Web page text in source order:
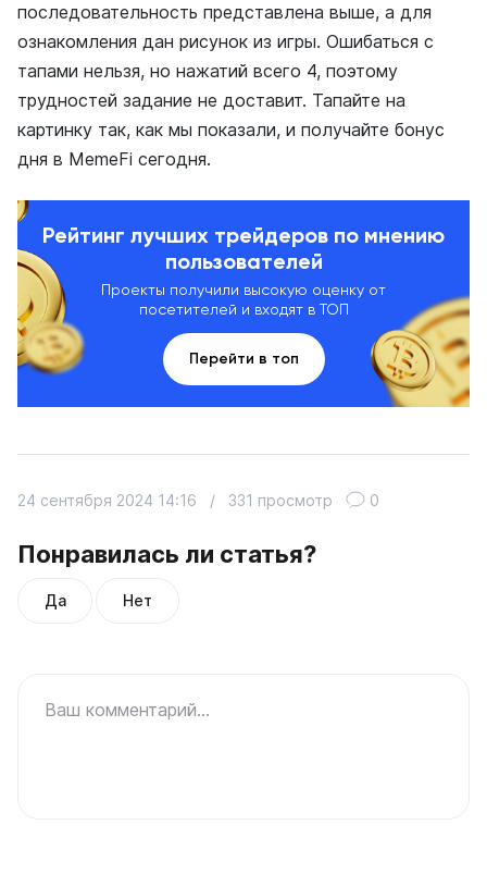
последовательность представлена выше, а для
ознакомления дан рисунок из игры. Ошибаться с
тапами нельзя, но нажатий всего 4, поэтому
трудностей задание не доставит. Тапайте на
картинку так, как мы показали, и получайте бонус
дня в MemeFi сегодня.
Рейтинг лучших трейдеров по мнению
пользователей
Проекты получили высокую оценку от
посетителей и входят в ТОП
Перейти в топ
Понравилась ли статья?
Да Нет
24 сентября 2024 14:16 / 331 просмотр 0
Ваш комментарий...